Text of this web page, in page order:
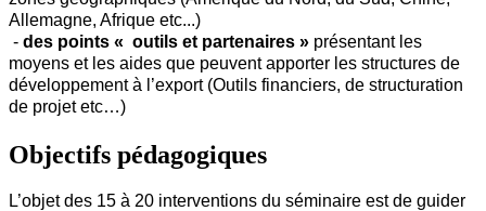
Allemagne, Afrique etc...)
- des points « outils et partenaires » présentant les
moyens et les aides que peuvent apporter les structures de
développement à l’export (Outils financiers, de structuration
de projet etc…)
Objectifs pédagogiques
L’objet des 15 à 20 interventions du séminaire est de guider